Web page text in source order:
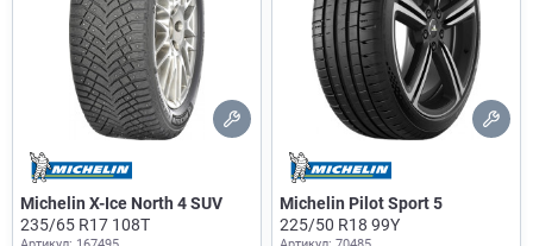
Michelin X-Ice North 4 SUV
235/65 R17 108T
Michelin Pilot Sport 5
225/50 R18 99Y